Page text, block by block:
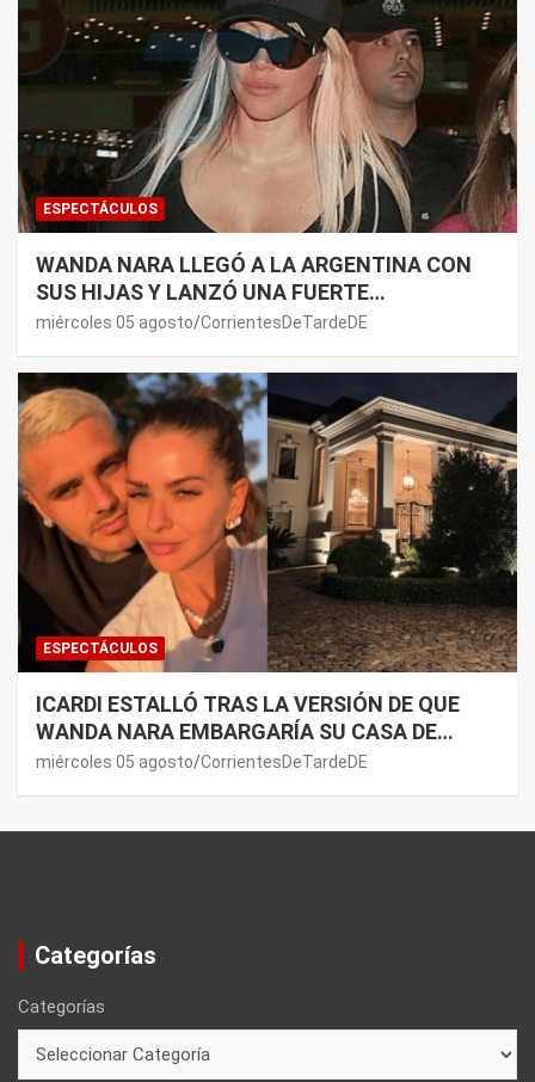
ESPECTÁCULOS
WANDA NARA LLEGÓ A LA ARGENTINA CON
SUS HIJAS Y LANZÓ UNA FUERTE
PREMONICIÓN SOBRE MAURO ICARDI
miércoles 05 agosto CorrientesDeTardeDE
ESPECTÁCULOS
ICARDI ESTALLÓ TRAS LA VERSIÓN DE QUE
WANDA NARA EMBARGARÍA SU CASA DE
NORDELTA: “NECESITAN RASCAR DE ALGÚN
miércoles 05 agosto CorrientesDeTardeDE
Categorías
Categorías